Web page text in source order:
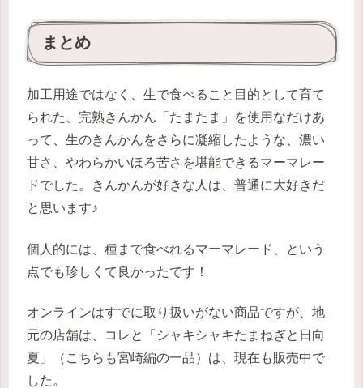
まとめ
加工用途ではなく、生で食べること目的として育て
られた、完熟きんかん「たまたま」を使用なだけあ
って、生のきんかんをさらに凝縮したような、濃い
甘さ、やわらかいほろ苦さを堪能できるマーマレー
ドでした。きんかんが好きな人は、普通に大好きだ
と思います♪
個人的には、種まで食べれるマーマレード、という
点でも珍しくて良かったです！
オンラインはすでに取り扱いがない商品ですが、地
元の店舗は、コレと「シャキシャキたまねぎと日向
夏」（こちらも宮崎編の一品）は、現在も販売中で
した。